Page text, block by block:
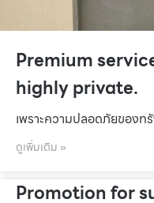
Premium
highly private.
เพราะความปลอดภัยของ
ดูเพิ่มเติม »
Promotion for